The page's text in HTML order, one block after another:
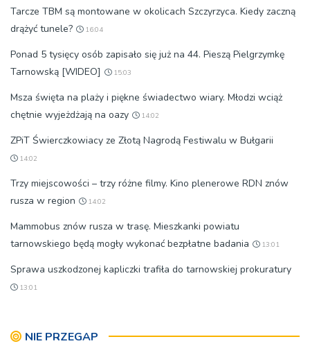
Tarcze TBM są montowane w okolicach Szczyrzyca. Kiedy zaczną
drążyć tunele?
16:04
Ponad 5 tysięcy osób zapisało się już na 44. Pieszą Pielgrzymkę
Tarnowską [WIDEO]
15:03
Msza święta na plaży i piękne świadectwo wiary. Młodzi wciąż
chętnie wyjeżdżają na oazy
14:02
ZPiT Świerczkowiacy ze Złotą Nagrodą Festiwalu w Bułgarii
14:02
Trzy miejscowości – trzy różne filmy. Kino plenerowe RDN znów
rusza w region
14:02
Mammobus znów rusza w trasę. Mieszkanki powiatu
tarnowskiego będą mogły wykonać bezpłatne badania
13:01
Sprawa uszkodzonej kapliczki trafiła do tarnowskiej prokuratury
13:01
NIE PRZEGAP